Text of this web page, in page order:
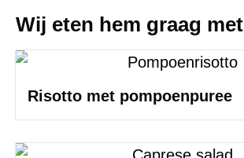
Wij eten hem graag met
Risotto met pompoenpuree